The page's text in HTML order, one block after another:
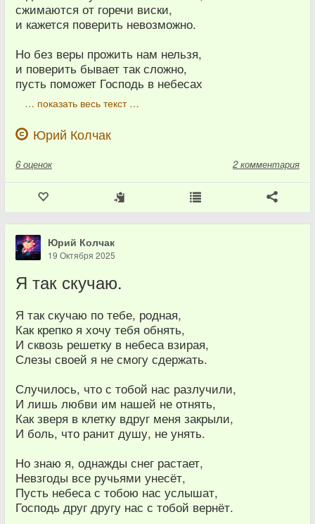
сжимаются от горечи виски,
и кажется поверить невозможно.
Но без веры прожить нам нельзя,
и поверить бывает так сложно,
пусть поможет Господь в небесах
… показать весь текст …
Юрий Колчак
6 оценок 2 комментария
Юрий Колчак
19 Октября 2025
Я так скучаю.
Я так скучаю по тебе, родная,
Как крепко я хочу тебя обнять,
И сквозь решетку в небеса взирая,
Слезы своей я не смогу сдержать.
Случилось, что с тобой нас разлучили,
И лишь любви им нашей не отнять,
Как зверя в клетку вдруг меня закрыли,
И боль, что ранит душу, не унять.
Но знаю я, однажды снег растает,
Невзгоды все ручьями унесёт,
Пусть небеса с тобою нас услышат,
Господь друг другу нас с тобой вернёт.